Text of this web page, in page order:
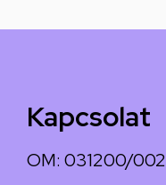
Kapcsolat
OM: 031200/002